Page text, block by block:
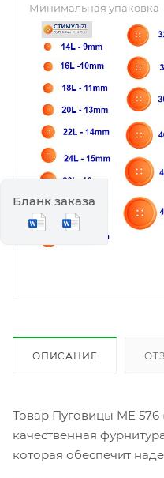
Минимальная упаковка
ОПИСАНИЕ
Товар Пуговицы ME 576
качественная
которая обеспечит
Бланк заказа